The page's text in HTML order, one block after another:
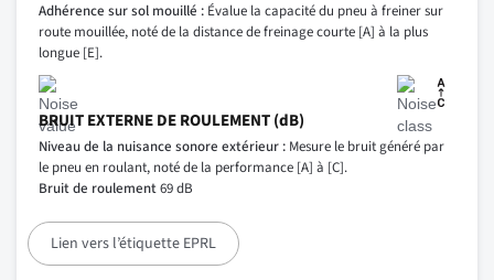
Adhérence sur sol mouillé : Évalue la capacité du pneu à freiner sur
route mouillée, noté de la distance de freinage courte [A] à la plus
longue [E].
BRUIT EXTERNE DE ROULEMENT (dB)
Niveau de la nuisance sonore extérieur : Mesure le bruit généré par
le pneu en roulant, noté de la performance [A] à [C].
Bruit de roulement69 dB
Lien vers l’étiquette EPRL